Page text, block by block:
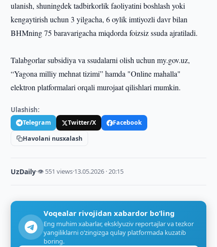
ulanish, shuningdek tadbirkorlik faoliyatini boshlash yoki
kengaytirish uchun 3 yilgacha, 6 oylik imtiyozli davr bilan
BHMning 75 baravarigacha miqdorda foizsiz ssuda ajratiladi.
Talabgorlar subsidiya va ssudalarni olish uchun my.gov.uz,
“Yagona milliy mehnat tizimi” hamda "Online mahalla"
elektron platformalari orqali murojaat qilishlari mumkin.
Ulashish:
Telegram Twitter/X
Facebook
Havolani nusxalash
UzDaily·👁 551 views·13.05.2026 · 20:15
Voqealar rivojidan xabardor bo‘ling
Eng muhim xabarlar, eksklyuziv reportajlar va tezkor
yangiliklarni o‘zingizga qulay platformada kuzatib
boring.